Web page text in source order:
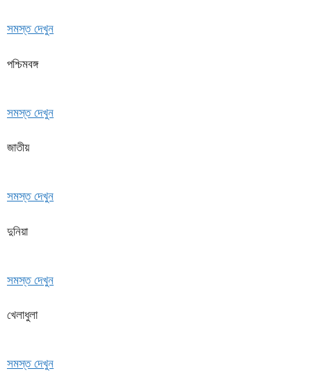
সমস্ত দেখুন
পশ্চিমবঙ্গ
সমস্ত দেখুন
জাতীয়
সমস্ত দেখুন
দুনিয়া
সমস্ত দেখুন
খেলাধুলা
সমস্ত দেখুন